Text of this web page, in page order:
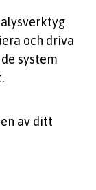
och driva
system
av ditt